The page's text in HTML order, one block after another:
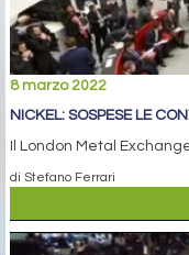
8 marzo 2022
NICKEL: SOSPESE LE
Il London Metal
di Stefano Ferrari